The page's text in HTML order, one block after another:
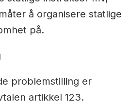
å organisere statlige
på.
problemstilling er
artikkel 123.